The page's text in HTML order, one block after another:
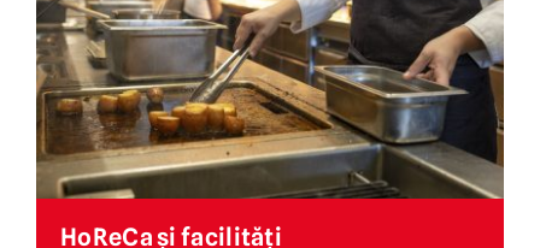
HoReCa și facilități